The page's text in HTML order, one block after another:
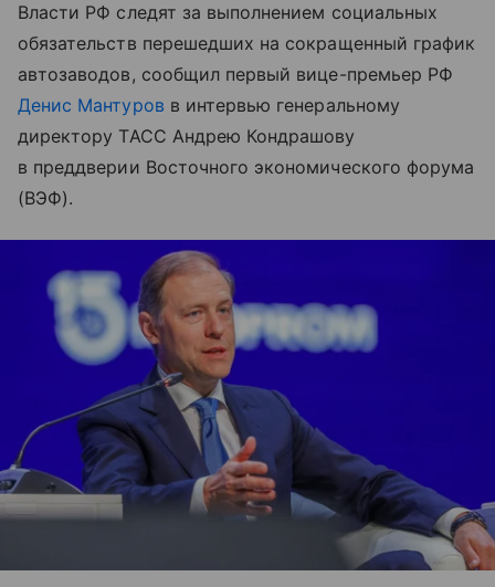
Власти РФ следят за выполнением социальных
обязательств перешедших на сокращенный график
автозаводов, сообщил первый вице-премьер РФ
Денис Мантуров в интервью генеральному
директору ТАСС Андрею Кондрашову
в преддверии Восточного экономического форума
(ВЭФ).